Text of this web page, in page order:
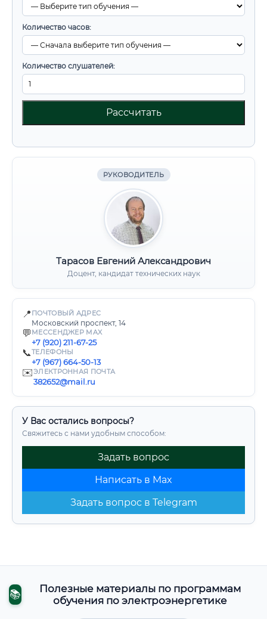
Количество часов:
Количество слушателей:
Рассчитать
РУКОВОДИТЕЛЬ
Тарасов Евгений Александрович
Доцент, кандидат технических наук
📍 ПОЧТОВЫЙ АДРЕС
Московский проспект, 14
💬 МЕССЕНДЖЕР MAX
+7 (920) 211-67-25
📞ТЕЛЕФОНЫ
+7 (967) 664-50-13
✉️ЭЛЕКТРОННАЯ ПОЧТА
382652@mail.ru
У Вас остались вопросы?
Свяжитесь с нами удобным способом:
Задать вопрос
Написать в Max
Задать вопрос в Telegram
📚
Полезные материалы по программам
обучения по электроэнергетике